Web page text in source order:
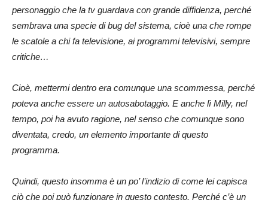
personaggio che la tv guardava con grande diffidenza, perché
sembrava una specie di bug del sistema, cioè una che rompe
le scatole a chi fa televisione, ai programmi televisivi, sempre
critiche…
Cioè, mettermi dentro era comunque una scommessa, perché
poteva anche essere un autosabotaggio. E anche lì Milly, nel
tempo, poi ha avuto ragione, nel senso che comunque sono
diventata, credo, un elemento importante di questo
programma.
Quindi, questo insomma è un po’ l’indizio di come lei capisca
ciò che poi può funzionare in questo contesto. Perché c’è un